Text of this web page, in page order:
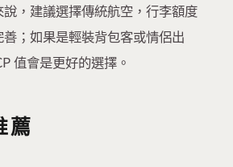
，建議選擇傳統航空，行李額度
；如果是輕裝背包客或情侶出
值會是更好的選擇。
薦